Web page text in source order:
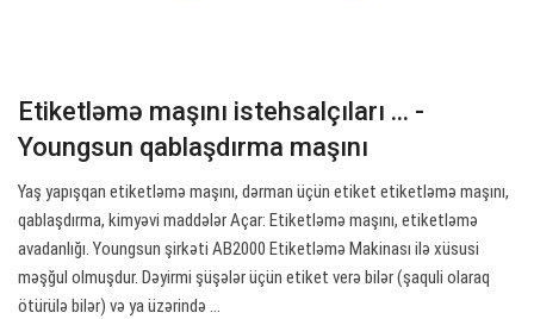
Etiketləmə maşını istehsalçıları ... -
Youngsun qablaşdırma maşını
Yaş yapışqan etiketləmə maşını, dərman üçün etiket etiketləmə maşını,
qablaşdırma, kimyəvi maddələr Açar: Etiketləmə maşını, etiketləmə
avadanlığı. Youngsun şirkəti AB2000 Etiketləmə Makinası ilə xüsusi
məşğul olmuşdur. Dəyirmi şüşələr üçün etiket verə bilər (şaquli olaraq
ötürülə bilər) və ya üzərində ...